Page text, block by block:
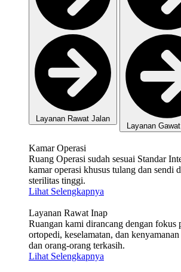
Layanan Rawat Jalan
Layanan
Kamar Operasi
Ruang Operasi sudah sesuai Standar
kamar operasi khusus tulang dan sendi
sterilitas tinggi.
Lihat Selengkapnya
Layanan Rawat Inap
Ruangan kami dirancang dengan fokus
ortopedi, keselamatan, dan
dan orang-orang terkasih.
Lihat Selengkapnya